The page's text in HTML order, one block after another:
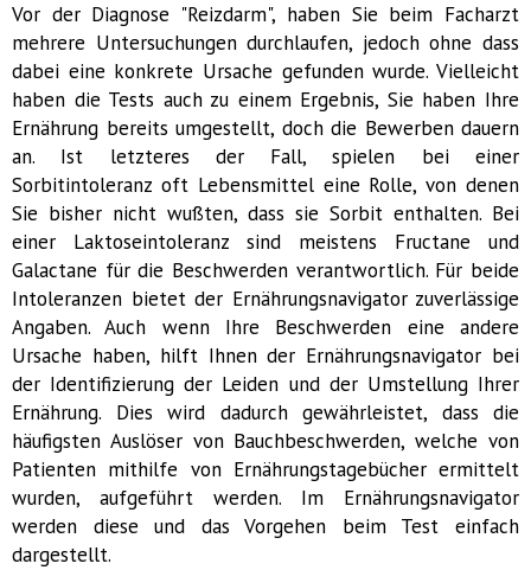
Vor der Diagnose "Reizdarm", haben Sie beim Facharzt
mehrere Untersuchungen durchlaufen, jedoch ohne dass
dabei eine konkrete Ursache gefunden wurde. Vielleicht
haben die Tests auch zu einem Ergebnis, Sie haben Ihre
Ernährung bereits umgestellt, doch die Bewerben dauern
an. Ist letzteres der Fall, spielen bei einer
Sorbitintoleranz oft Lebensmittel eine Rolle, von denen
Sie bisher nicht wußten, dass sie Sorbit enthalten. Bei
einer Laktoseintoleranz sind meistens Fructane und
Galactane für die Beschwerden verantwortlich. Für beide
Intoleranzen bietet der Ernährungsnavigator zuverlässige
Angaben. Auch wenn Ihre Beschwerden eine andere
Ursache haben, hilft Ihnen der Ernährungsnavigator bei
der Identifizierung der Leiden und der Umstellung Ihrer
Ernährung. Dies wird dadurch gewährleistet, dass die
häufigsten Auslöser von Bauchbeschwerden, welche von
Patienten mithilfe von Ernährungstagebücher ermittelt
wurden, aufgeführt werden. Im Ernährungsnavigator
werden diese und das Vorgehen beim Test einfach
dargestellt.